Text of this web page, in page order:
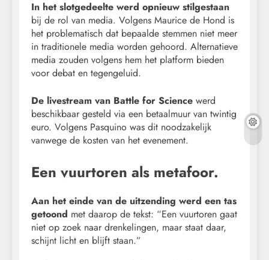
In het slotgedeelte werd opnieuw stilgestaan
bij de rol van media. Volgens Maurice de Hond is
het problematisch dat bepaalde stemmen niet meer
in traditionele media worden gehoord. Alternatieve
media zouden volgens hem het platform bieden
voor debat en tegengeluid.
De livestream van Battle for Science werd
beschikbaar gesteld via een betaalmuur van twintig
euro. Volgens Pasquino was dit noodzakelijk
vanwege de kosten van het evenement.
Een vuurtoren als metafoor.
Aan het einde van de uitzending werd een tas
getoond met daarop de tekst: “Een vuurtoren gaat
niet op zoek naar drenkelingen, maar staat daar,
schijnt licht en blijft staan.”